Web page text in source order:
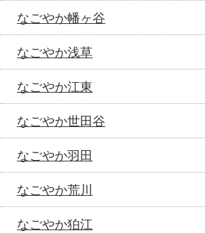
なごやか幡ヶ谷
なごやか浅草
なごやか江東
なごやか世田谷
なごやか羽田
なごやか荒川
なごやか狛江